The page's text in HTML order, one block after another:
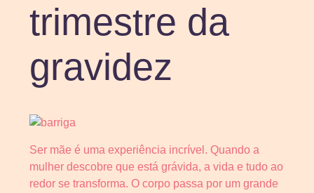
trimestre da
gravidez
Ser mãe é uma experiência incrível. Quando a
mulher descobre que está grávida, a vida e tudo ao
redor se transforma. O corpo passa por um grande